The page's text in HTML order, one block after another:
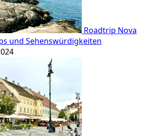
Roadtrip Nova
und Sehenswürdigkeiten